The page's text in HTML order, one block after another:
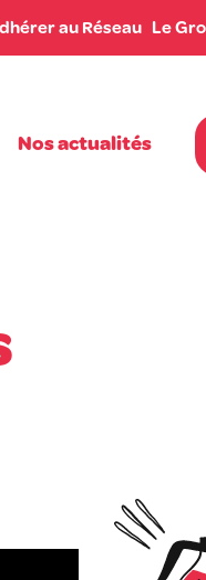
au Réseau Le
Nos actualités